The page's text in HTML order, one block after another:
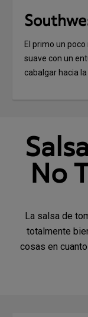
El primo un
suave con un
cabalgar hacia la
No
La salsa de
totalmente
cosas en